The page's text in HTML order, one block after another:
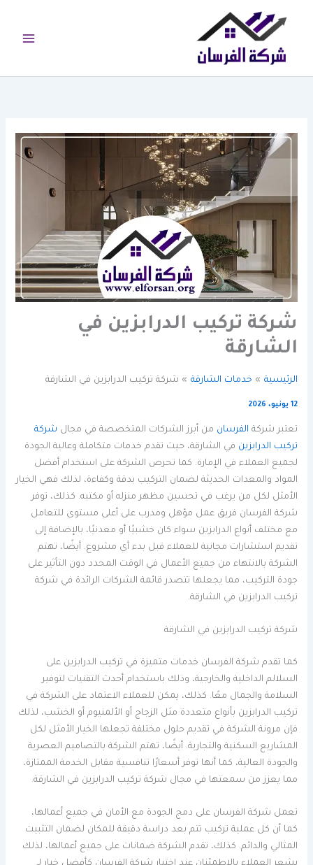
شركة تركيب الدرابزين في
الشارقة
الرئيسية خدمات الشارقة شركة تركيب الدرابزين في الشارقة
12 يونيو، 2026
تعتبر شركة الفرسان من أبرز الشركات المتخصصة في مجال شركة
تركيب الدرابزين في الشارقة، حيث تقدم خدمات متكاملة وعالية الجودة
لجميع العملاء في الإمارة. كما تحرص الشركة على استخدام أفضل
المواد والمعدات الحديثة لضمان التركيب بدقة وكفاءة، لذلك فهي الخيار
الأمثل لكل من يرغب في تحسين مظهر منزله أو مكتبه. كذلك، توفر
شركة الفرسان فريق عمل مؤهل ومدرب على أعلى مستوى للتعامل
مع مختلف أنواع الدرابزين سواء كان خشبيًا أو معدنيًا، بالإضافة إلى
تقديم استشارات مجانية للعملاء قبل بدء أي مشروع. أيضًا، تهتم
الشركة بالانتهاء من جميع الأعمال في الوقت المحدد دون التأثير على
جودة التركيب، مما يجعلها تتصدر قائمة الشركات الرائدة في شركة
تركيب الدرابزين في الشارقة.
شركة تركيب الدرابزين في الشارقة
كما تقدم شركة الفرسان خدمات متميزة في تركيب الدرابزين على
السلالم الداخلية والخارجية، وذلك باستخدام أحدث التقنيات لتوفير
السلامة والجمال معًا. كذلك، يمكن للعملاء الاعتماد على الشركة في
تركيب الدرابزين بأنواع متعددة مثل الزجاج أو الألمنيوم أو الخشب، لذلك
فإن مرونة الشركة في تقديم حلول مختلفة تجعلها الخيار الأمثل لكل
المشاريع السكنية والتجارية. أيضًا، تهتم الشركة بالتصاميم العصرية
والجودة العالية، كما أنها توفر أسعارًا تنافسية مقابل الخدمة الممتازة،
مما يعزز من سمعتها في مجال شركة تركيب الدرابزين في الشارقة.
تعمل شركة الفرسان على دمج الجودة مع الأمان في جميع أعمالها،
كما أن كل عملية تركيب تتم بعد دراسة دقيقة للمكان لضمان التثبيت
المثالي والدائم. كذلك، تقدم الشركة ضمانات على جميع أعمالها، لذلك